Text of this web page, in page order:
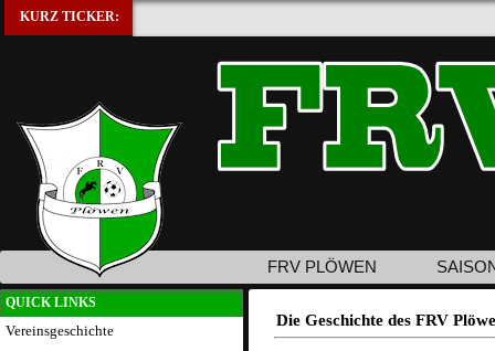
KURZ TICKER:
FRV PLÖWEN
QUICK LINKS
Vereinsgeschichte
Die Geschichte des FRV